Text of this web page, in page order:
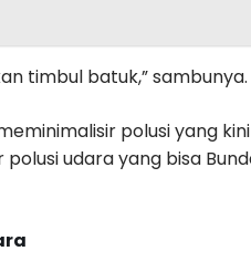
timbul batuk,” sambunya.
polusi yang
udara yang bisa